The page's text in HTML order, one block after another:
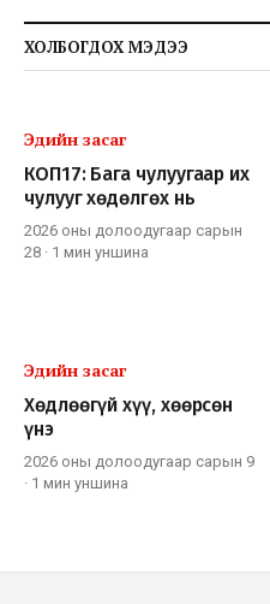
ХОЛБОГДОХ МЭДЭЭ
Эдийн засаг
КОП17: Бага чулуугаар их
чулууг хөдөлгөх нь
2026 оны долоодугаар сарын
28 · 1 мин уншина
Эдийн засаг
Хөдлөөгүй хүү, хөөрсөн
үнэ
2026 оны долоодугаар сарын 9
· 1 мин уншина